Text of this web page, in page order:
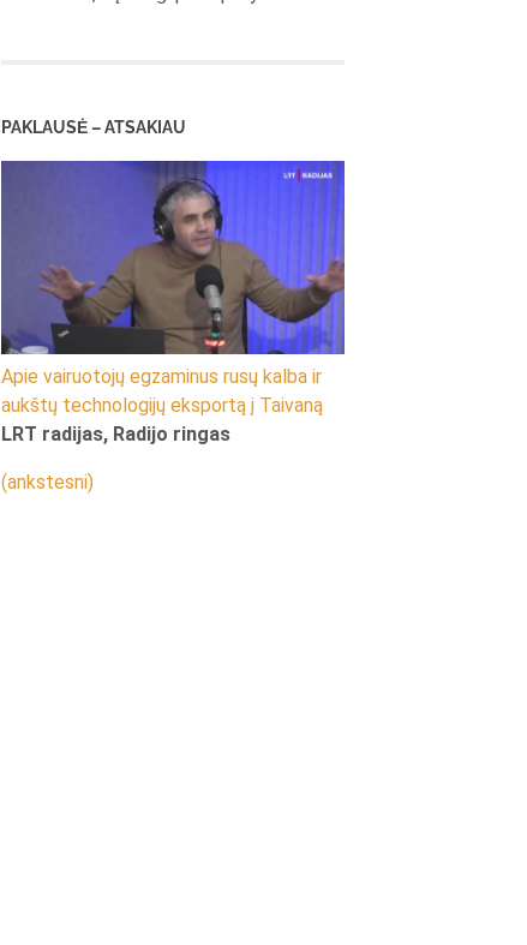
PAKLAUSĖ – ATSAKIAU
Apie vairuotojų egzaminus rusų kalba ir
aukštų technologijų eksportą į Taivaną
LRT radijas, Radijo ringas
(ankstesni)